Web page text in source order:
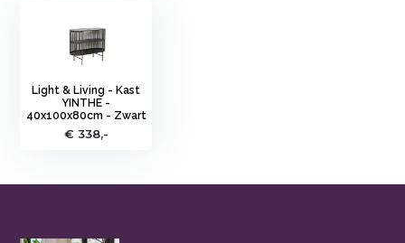
Light & Living - Kast
YINTHE -
40x100x80cm - Zwart
€ 338,-